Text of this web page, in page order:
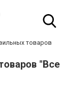
товаров
"Все